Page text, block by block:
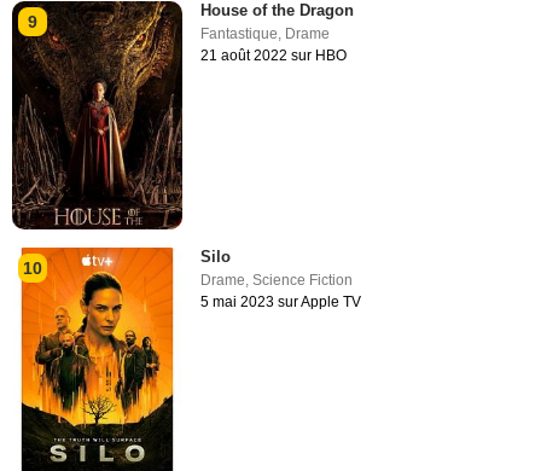
9
House of the Dragon
Fantastique, Drame
21 août 2022 sur HBO
10
Silo
Drame ,Science Fiction
5 mai 2023 sur Apple TV